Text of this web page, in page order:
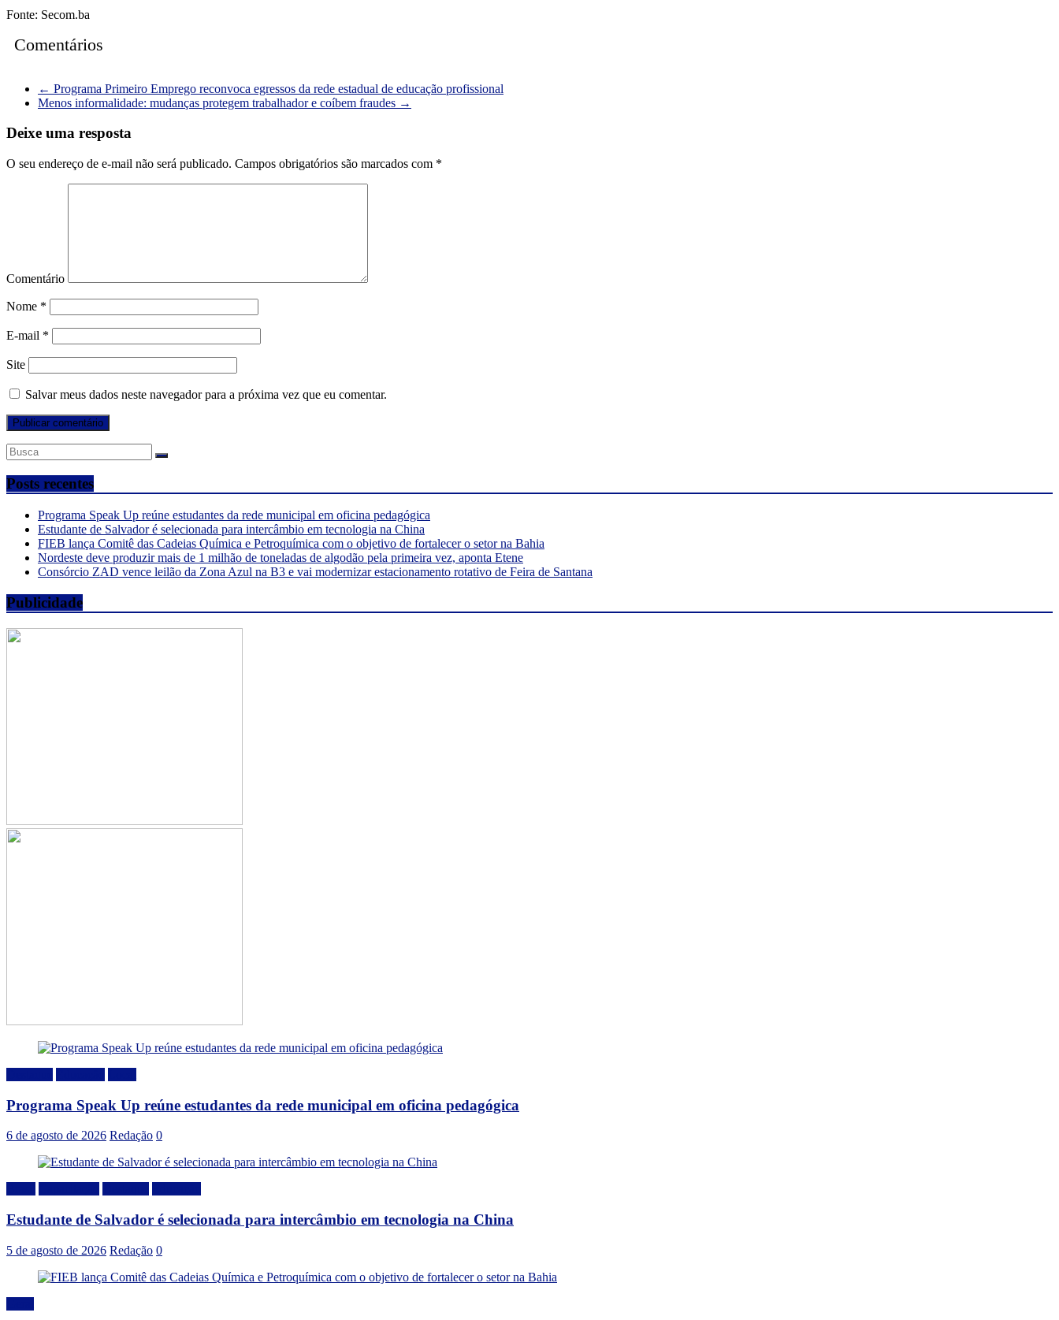
Fonte: Secom.ba
Comentários
← Programa Primeiro Emprego reconvoca egressos da rede estadual de educação profissional
Menos informalidade: mudanças protegem trabalhador e coíbem fraudes →
Deixe uma resposta
O seu endereço de e-mail não será publicado. Campos obrigatórios são marcados com *
Comentário
Nome *
E-mail *
Site
Salvar meus dados neste navegador para a próxima vez que eu comentar.
Posts recentes
Programa Speak Up reúne estudantes da rede municipal em oficina pedagógica
Estudante de Salvador é selecionada para intercâmbio em tecnologia na China
FIEB lança Comitê das Cadeias Química e Petroquímica com o objetivo de fortalecer o setor na Bahia
Nordeste deve produzir mais de 1 milhão de toneladas de algodão pela primeira vez, aponta Etene
Consórcio ZAD vence leilão da Zona Azul na B3 e vai modernizar estacionamento rotativo de Feira de Santana
Publicidade
Programa Speak Up reúne estudantes da rede municipal em oficina pedagógica
6 de agosto de 2026 Redação 0
Estudante de Salvador é selecionada para intercâmbio em tecnologia na China
5 de agosto de 2026 Redação 0